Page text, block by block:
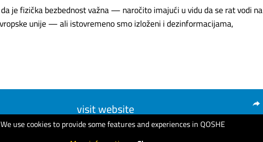
We use cookies to provide some features and experiences in QOSHE
je fizička bezbednost važna — naročito imajući u vidu da se rat vodi na
unije — ali istovremeno smo izloženi i dezinformacijama,
visit website